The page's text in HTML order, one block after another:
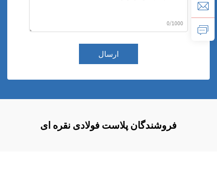
0/1000
ارسال
فروشندگان پلاست فولادی نقره ای